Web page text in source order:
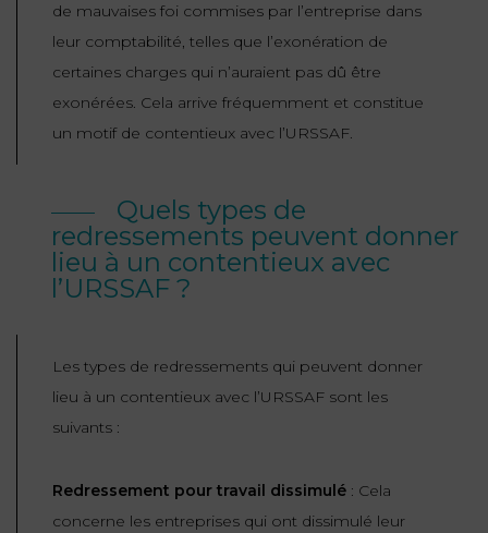
de mauvaises foi commises par l’entreprise dans
leur comptabilité, telles que l’exonération de
certaines charges qui n’auraient pas dû être
exonérées. Cela arrive fréquemment et constitue
un motif de contentieux avec l’URSSAF.
Quels types de
redressements peuvent donner
lieu à un contentieux avec
l’URSSAF ?
Les types de redressements qui peuvent donner
lieu à un contentieux avec l’URSSAF sont les
suivants :
Redressement pour travail dissimulé : Cela
concerne les entreprises qui ont dissimulé leur